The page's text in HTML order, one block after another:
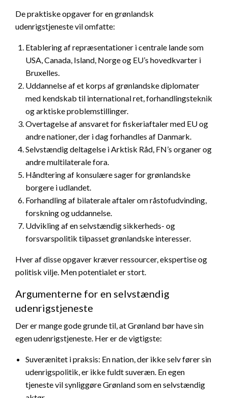
De praktiske opgaver for en grønlandsk
udenrigstjeneste vil omfatte:
Etablering af repræsentationer i centrale lande som
USA, Canada, Island, Norge og EU’s hovedkvarter i
Bruxelles.
Uddannelse af et korps af grønlandske diplomater
med kendskab til international ret, forhandlingsteknik
og arktiske problemstillinger.
Overtagelse af ansvaret for fiskeriaftaler med EU og
andre nationer, der i dag forhandles af Danmark.
Selvstændig deltagelse i Arktisk Råd, FN’s organer og
andre multilaterale fora.
Håndtering af konsulære sager for grønlandske
borgere i udlandet.
Forhandling af bilaterale aftaler om råstofudvinding,
forskning og uddannelse.
Udvikling af en selvstændig sikkerheds- og
forsvarspolitik tilpasset grønlandske interesser.
Hver af disse opgaver kræver ressourcer, ekspertise og
politisk vilje. Men potentialet er stort.
Argumenterne for en selvstændig
udenrigstjeneste
Der er mange gode grunde til, at Grønland bør have sin
egen udenrigstjeneste. Her er de vigtigste:
Suverænitet i praksis: En nation, der ikke selv fører sin
udenrigspolitik, er ikke fuldt suveræn. En egen
tjeneste vil synliggøre Grønland som en selvstændig